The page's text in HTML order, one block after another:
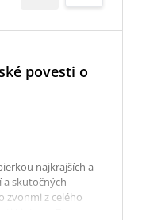
povesti o
najkrajších a
a skutočných
zvonmi z celého
Liptova. Zvony